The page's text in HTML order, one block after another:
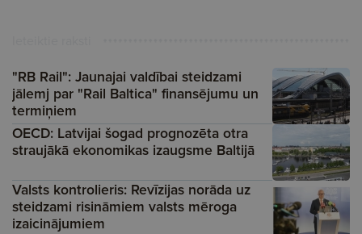
"RB Rail": Jaunajai valdībai steidzami
jālemj par "Rail Baltica" finansējumu un
termiņiem
OECD: Latvijai šogad prognozēta otra
straujākā ekonomikas izaugsme Baltijā
Valsts kontrolieris: Revīzijas norāda uz
steidzami risināmiem valsts mēroga
izaicinājumiem